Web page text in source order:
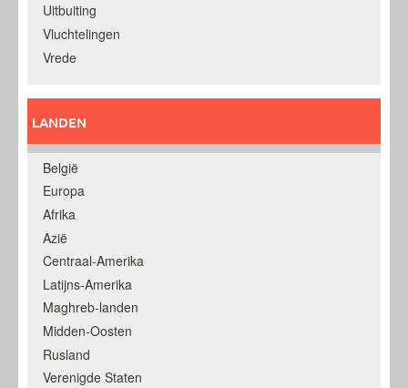
Uitbuiting
Vluchtelingen
Vrede
LANDEN
België
Europa
Afrika
Azië
Centraal-Amerika
Latijns-Amerika
Maghreb-landen
Midden-Oosten
Rusland
Verenigde Staten